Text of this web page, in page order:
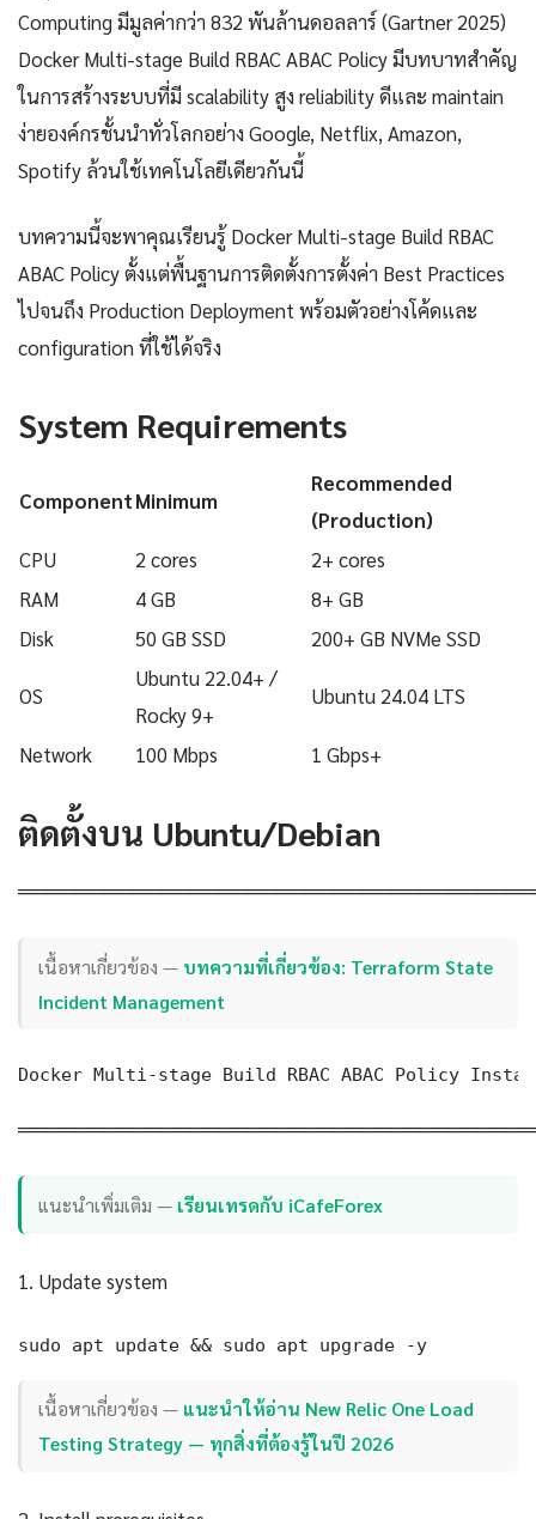
Computing มีมูลค่ากว่า 832 พันล้านดอลลาร์ (Gartner 2025)
Docker Multi-stage Build RBAC ABAC Policy มีบทบาทสำคัญ
ในการสร้างระบบที่มี scalability สูง reliability ดีและ maintain
ง่ายองค์กรชั้นนำทั่วโลกอย่าง Google, Netflix, Amazon,
Spotify ล้วนใช้เทคโนโลยีเดียวกันนี้
บทความนี้จะพาคุณเรียนรู้ Docker Multi-stage Build RBAC
ABAC Policy ตั้งแต่พื้นฐานการติดตั้งการตั้งค่า Best Practices
ไปจนถึง Production Deployment พร้อมตัวอย่างโค้ดและ
configuration ที่ใช้ได้จริง
System Requirements
ComponentMinimum
Recommended
(Production)
CPU
2 cores
2+ cores
RAM
4 GB
8+ GB
Disk
50 GB SSD 200+ GB NVMe SSD
OS
Ubuntu 22.04+ /
Rocky 9+
Ubuntu 24.04 LTS
Network 100 Mbps 1 Gbps+
ติดตั้งบน Ubuntu/Debian
เนื้อหาเกี่ยวข้อง — บทความที่เกี่ยวข้อง: Terraform State
Incident Management
Docker Multi-stage Build RBAC ABAC Policy
แนะนำเพิ่มเติม — เรียนเทรดกับ iCafeForex
1. Update system
sudo apt update && sudo apt upgrade -y
เนื้อหาเกี่ยวข้อง — แนะนำให้อ่าน New Relic One Load
Testing Strategy — ทุกสิ่งที่ต้องรู้ในปี 2026